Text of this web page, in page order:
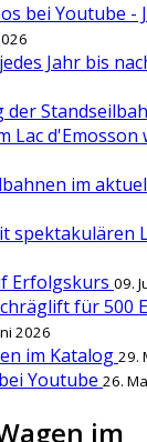
bei Youtube -
Jahr bis
der
Lac
im
spektakulären
Erfolgskurs 09.
für 500
2026
im Katalog 29.
Youtube 26.
im